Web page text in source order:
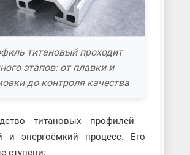
титановый проходит
этапов: от плавки и
до контроля качества
титановых профилей -
и энергоёмкий процесс. Его
ступени: